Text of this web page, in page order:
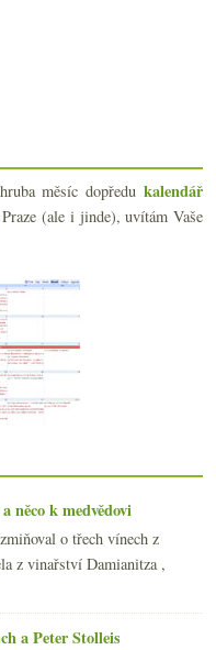
vín
příběhy…
vinařství
Újezd 19
dubové Chardonn...
Laurent Ponso...
Prosecco a chlast...
a vinaře
a charitativní...
měsíc dopředukalendář
(ale i jinde), uvítám Vaše
něco k medvědovi
o třech vínech z
z vinařství Damianitza ,
a Peter Stolleis